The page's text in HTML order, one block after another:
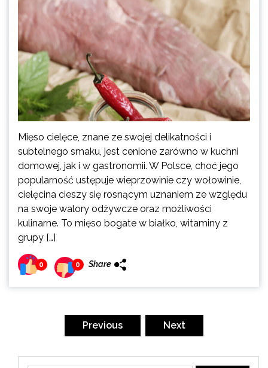
Mięso cielęce, znane ze swojej delikatności i
subtelnego smaku, jest cenione zarówno w kuchni
domowej, jak i w gastronomii. W Polsce, choć jego
popularność ustępuje wieprzowinie czy wołowinie,
cielęcina cieszy się rosnącym uznaniem ze względu
na swoje walory odżywcze oraz możliwości
kulinarne. To mięso bogate w białko, witaminy z
grupy […]
0 0 Share
Previous Next